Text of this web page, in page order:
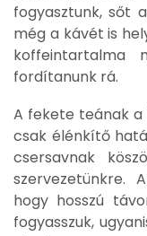
fogyasztunk, sőt
még a kávét is
koffeintartalma
fordítanunk rá.
A fekete teának
csak élénkítő
csersavnak
szervezetünkre.
hogy hosszú
fogyasszuk,